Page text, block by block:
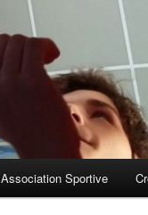
Association Sportive